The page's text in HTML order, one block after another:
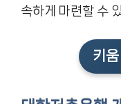
속하게 마련할 수
키